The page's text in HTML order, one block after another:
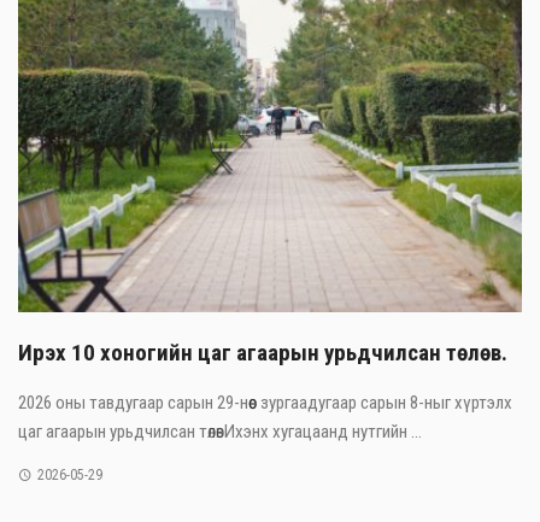
Ирэх 10 хоногийн цаг агаарын урьдчилсан төлөв.
2026 оны тавдугаар сарын 29-нөөс зургаадугаар сарын 8-ныг хүртэлх
цаг агаарын урьдчилсан төлөвИхэнх хугацаанд нутгийн ...
2026-05-29